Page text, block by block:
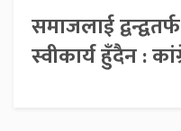
समाजलाई
स्वीकार्य हुँदैन :